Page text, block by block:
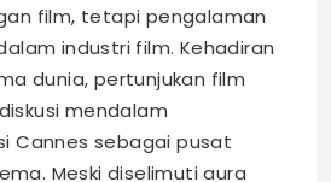
film, tetapi pengalaman
industri film. Kehadiran
dunia, pertunjukan film
mendalam
Cannes sebagai pusat
Meski diselimuti aura